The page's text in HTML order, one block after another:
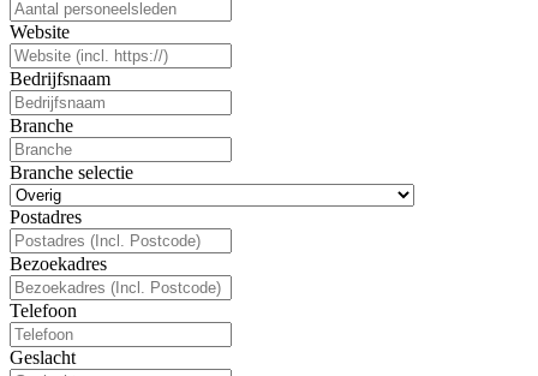
Website
Bedrijfsnaam
Branche
Branche selectie
Postadres
Bezoekadres
Telefoon
Geslacht